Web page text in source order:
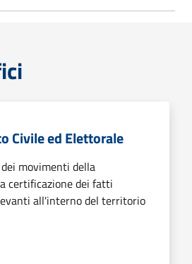
Civile ed Elettorale
dei movimenti della
certificazione dei fatti
all'interno del territorio